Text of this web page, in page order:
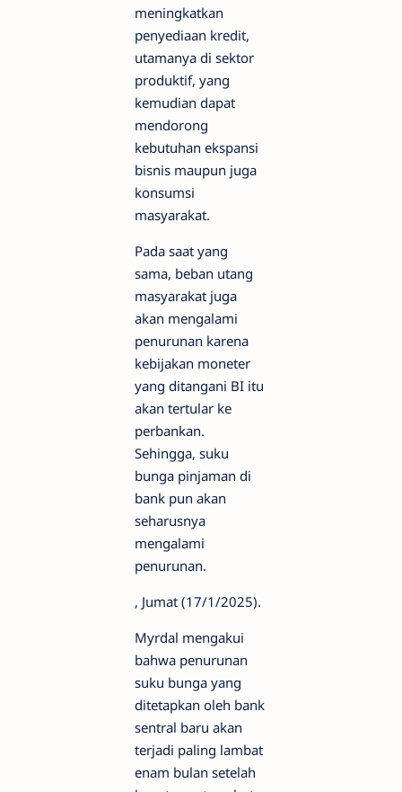
meningkatkan
penyediaan kredit,
utamanya di sektor
produktif, yang
kemudian dapat
mendorong
kebutuhan ekspansi
bisnis maupun juga
konsumsi
masyarakat.
Pada saat yang
sama, beban utang
masyarakat juga
akan mengalami
penurunan karena
kebijakan moneter
yang ditangani BI itu
akan tertular ke
perbankan.
Sehingga, suku
bunga pinjaman di
bank pun akan
seharusnya
mengalami
penurunan.
, Jumat (17/1/2025).
Myrdal mengakui
bahwa penurunan
suku bunga yang
ditetapkan oleh bank
sentral baru akan
terjadi paling lambat
enam bulan setelah